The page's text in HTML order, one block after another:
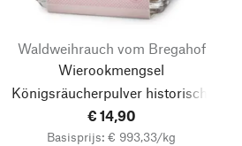
Waldweihrauch vom Bregahof
Wierookmengsel
Königsräucherpulver historisch"
€ 14,90
Basisprijs: € 993,33/kg